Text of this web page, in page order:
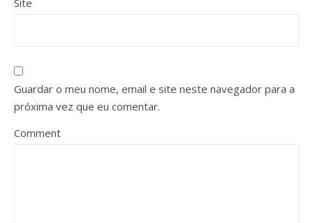
Site
Guardar o meu nome, email e site neste navegador para a
próxima vez que eu comentar.
Comment